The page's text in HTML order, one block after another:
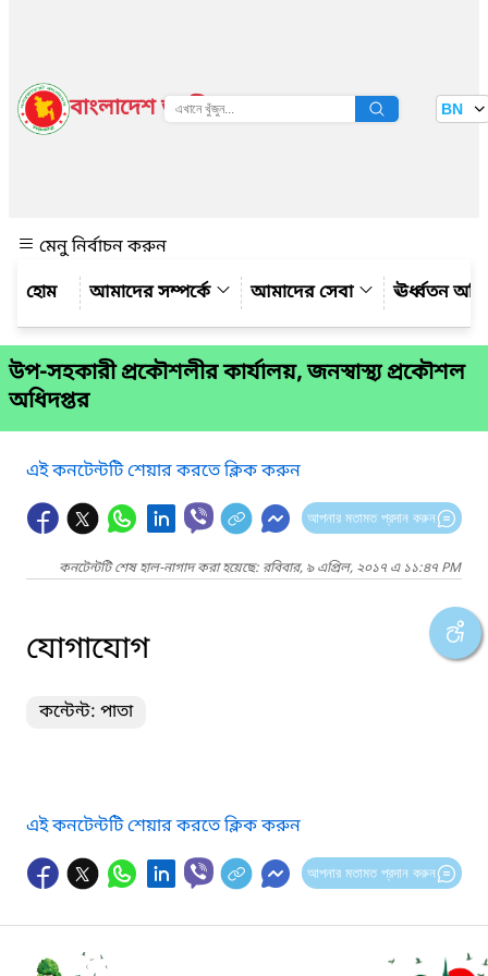
বাংলাদেশ জাতীয় তথ্য বাতায়ন BN
মেনু নির্বাচন করুন
আমাদের সম্পর্কে
আমাদের সেবা ঊর্ধ্বতন
উপ-সহকারী প্রকৌশলীর কার্যালয়, জনস্বাস্থ্য প্রকৌশল
অধিদপ্তর
এই কনটেন্টটি শেয়ার করতে ক্লিক করুন
আপনার মতামত প্রদান করুন
কনটেন্টটি শেষ হাল-নাগাদ করা হয়েছে: রবিবার, ৯ এপ্রিল, ২০১৭ এ ১১:৪৭ PM
যোগাযোগ
কন্টেন্ট: পাতা
এই কনটেন্টটি শেয়ার করতে ক্লিক করুন
আপনার মতামত প্রদান করুন